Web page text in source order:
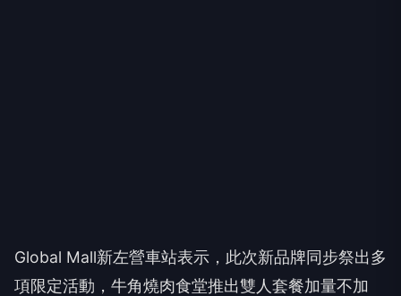
Global Mall新左營車站表示，此次新品牌同步祭出多
項限定活動，牛角燒肉食堂推出雙人套餐加量不加